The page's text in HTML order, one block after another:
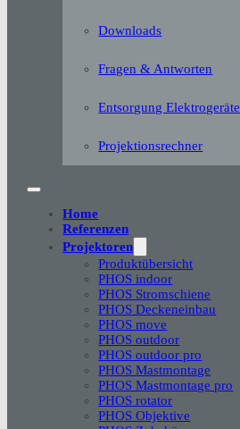
Downloads
Fragen & Antworten
Entsorgung Elektrogeräte
Projektionsrechner
Home
Referenzen
Projektoren
Produktübersicht
PHOS indoor
PHOS Stromschiene
PHOS Deckeneinbau
PHOS move
PHOS outdoor
PHOS outdoor pro
PHOS Mastmontage
PHOS Mastmontage pro
PHOS rotator
PHOS Objektive